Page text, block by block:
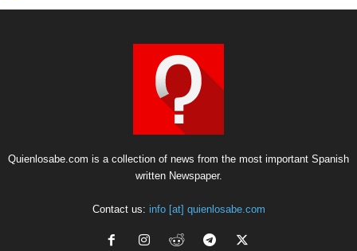
Quienlosabe.com is a collection of news from the most important Spanish
written Newspaper.
Contact us: info [at] quienlosabe.com